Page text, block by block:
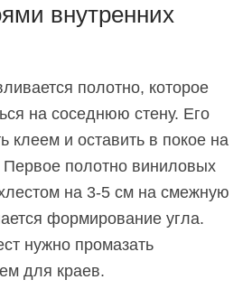
внутренних
полотно, которое
на соседнюю стену. Его
клеем и оставить в покое на
Первое полотно виниловых
на 3-5 см на смежную
формирование угла.
нужно промазать
для краев.